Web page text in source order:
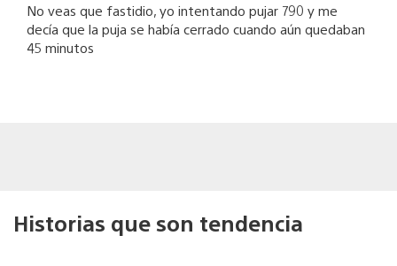
No veas que fastidio, yo intentando pujar 790 y me
decía que la puja se había cerrado cuando aún quedaban
45 minutos
Historias que son tendencia